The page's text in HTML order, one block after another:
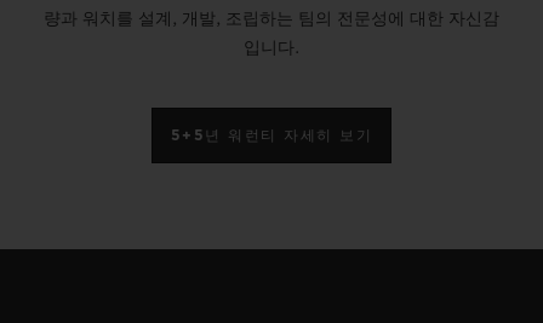
량과 워치를 설계, 개발, 조립하는 팀의 전문성에 대한 자신감
입니다.
5+5년 워런티 자세히 보기